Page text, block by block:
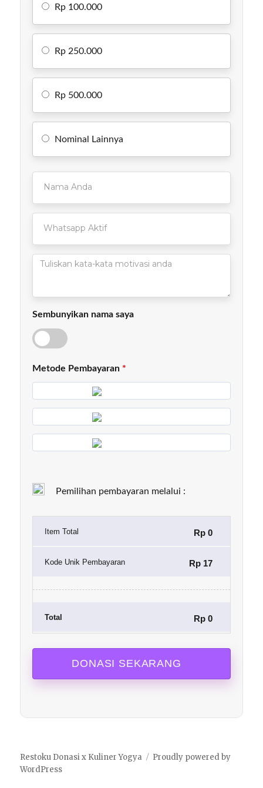
Rp 100.000
Rp 250.000
Rp 500.000
Nominal Lainnya
Tuliskan
kata
motivasi
anda
Sembunyikan nama saya
ya
Metode Pembayaran *
Pemilihan pembayaran melalui :
Item Total Rp 0
Kode Unik Pembayaran Rp 17
Total Rp 0
Restoku Donasi x Kuliner Yogya
Proudly powered by
WordPress